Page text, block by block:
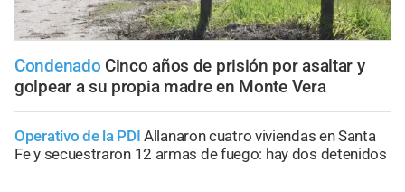
Condenado Cinco años de prisión por asaltar y
golpear a su propia madre en Monte Vera
Operativo de la PDI Allanaron cuatro viviendas en Santa
Fe y secuestraron 12 armas de fuego: hay dos detenidos